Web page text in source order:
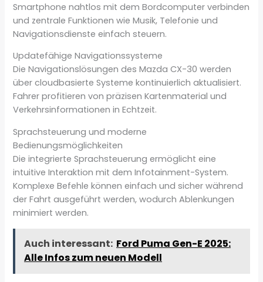
Smartphone nahtlos mit dem Bordcomputer verbinden
und zentrale Funktionen wie Musik, Telefonie und
Navigationsdienste einfach steuern.
Updatefähige Navigationssysteme
Die Navigationslösungen des Mazda CX-30 werden
über cloudbasierte Systeme kontinuierlich aktualisiert.
Fahrer profitieren von präzisen Kartenmaterial und
Verkehrsinformationen in Echtzeit.
Sprachsteuerung und moderne
Bedienungsmöglichkeiten
Die integrierte Sprachsteuerung ermöglicht eine
intuitive Interaktion mit dem Infotainment-System.
Komplexe Befehle können einfach und sicher während
der Fahrt ausgeführt werden, wodurch Ablenkungen
minimiert werden.
Auch interessant: Ford Puma Gen-E 2025:
Alle Infos zum neuen Modell